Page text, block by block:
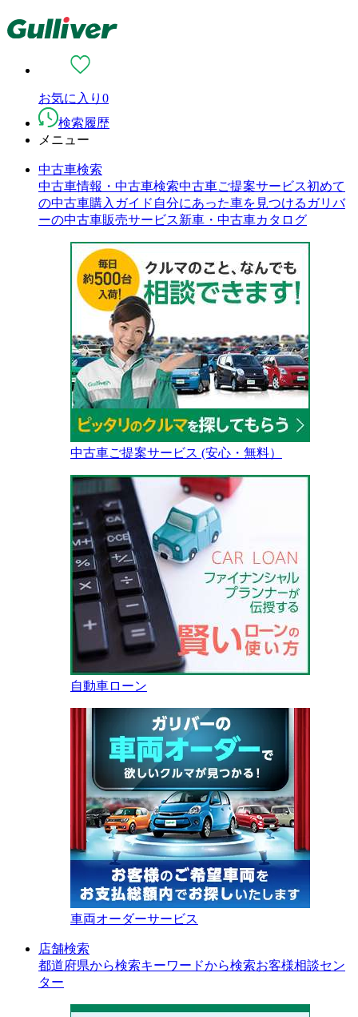
お気に入り 0
検索履歴
メニュー
中古車検索
中古車情報・中古車検索中古車ご提案サービス初めて
の中古車購入ガイド 自分にあった車を見つける ガリバ
ーの中古車販売サービス新車・中古車カタログ
中古車ご提案サービス (安心・無料）
自動車ローン
車両オーダーサービス
店舗検索
都道府県から検索キーワードから検索お客様相談セン
ター